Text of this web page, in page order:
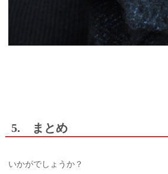
5. まとめ
いかがでしょうか？